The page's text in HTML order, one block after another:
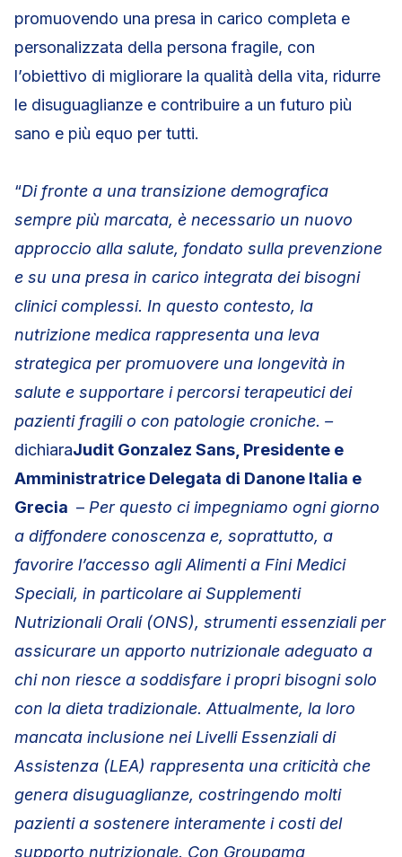
promuovendo una presa in carico completa e
personalizzata della persona fragile, con
l’obiettivo di migliorare la qualità della vita, ridurre
le disuguaglianze e contribuire a un futuro più
sano e più equo per tutti.
“Di fronte a una transizione demografica
sempre più marcata, è necessario un nuovo
approccio alla salute, fondato sulla prevenzione
e su una presa in carico integrata dei bisogni
clinici complessi. In questo contesto, la
nutrizione medica rappresenta una leva
strategica per promuovere una longevità in
salute e supportare i percorsi terapeutici dei
pazienti fragili o con patologie croniche. –
dichiaraJudit Gonzalez Sans, Presidente e
Amministratrice Delegata di Danone Italia e
Grecia – Per questo ci impegniamo ogni giorno
a diffondere conoscenza e, soprattutto, a
favorire l’accesso agli Alimenti a Fini Medici
Speciali, in particolare ai Supplementi
Nutrizionali Orali (ONS), strumenti essenziali per
assicurare un apporto nutrizionale adeguato a
chi non riesce a soddisfare i propri bisogni solo
con la dieta tradizionale. Attualmente, la loro
mancata inclusione nei Livelli Essenziali di
Assistenza (LEA) rappresenta una criticità che
genera disuguaglianze, costringendo molti
pazienti a sostenere interamente i costi del
supporto nutrizionale. Con Groupama